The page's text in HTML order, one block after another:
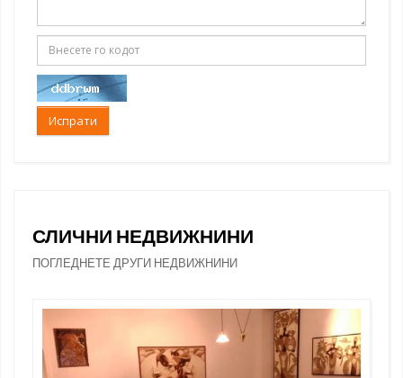
Испрати
СЛИЧНИ НЕДВИЖНИНИ
ПОГЛЕДНЕТЕ ДРУГИ НЕДВИЖНИНИ